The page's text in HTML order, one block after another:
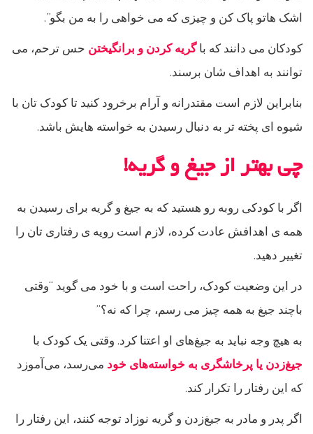
اشک هاتو پاک کن و چیزی که می خواهی را به من بگو”.
کودکان می دانند که با گریه کردن و برانگیختن حس ترحم، می
توانند به اهداف شان برسند.
بنابراین لازم است مقتدرانه و آرام برخرود کنید تا کودک تان با
شیوه ای پخته تر به دنبال رسیدن به خواسته هایش باشد.
چی بهتر از جیغ و گریه!
اگر با کودکی روبه رو هستید که به جیغ و گریه برای رسیدن به
همه ی اهدافش عادت کرده، لازم است رویه ی رفتاری تان را
تغییر دهید.
در این وضعیت کودک، راحت است و با خود می گوید “وقتی
باچند جیغ به همه چیز می رسم، چرا که نه؟”
به هیچ وجه نباید به جیغ‌های او اعتنا کرد. وقتی یک کودک با
جیغ‌زدن یا پرخاشگری به خواسته‌های خود می‌رسد، می‌آموزد
که این رفتار را تکرار کند.
اگر پدر و مادر به جیغ‌‌زدن و گریه نوزاد توجه کنند، این رفتار را